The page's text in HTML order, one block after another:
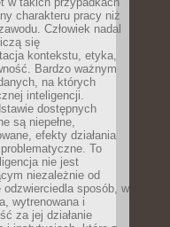
charakteru pracy niż
Człowiek nadal
się
kontekstu, etyka,
Bardzo ważnym
na których
inteligencji.
dostępnych
są niepełne,
efekty działania
To
nie jest
niezależnie od
odzwierciedla sposób, w
wytrenowana i
za jej działanie